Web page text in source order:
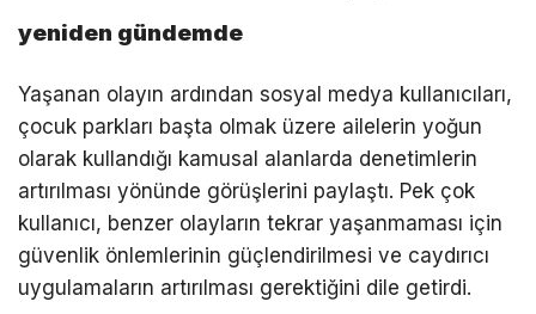
yeniden gündemde
Yaşanan olayın ardından sosyal medya kullanıcıları,
çocuk parkları başta olmak üzere ailelerin yoğun
olarak kullandığı kamusal alanlarda denetimlerin
artırılması yönünde görüşlerini paylaştı. Pek çok
kullanıcı, benzer olayların tekrar yaşanmaması için
güvenlik önlemlerinin güçlendirilmesi ve caydırıcı
uygulamaların artırılması gerektiğini dile getirdi.